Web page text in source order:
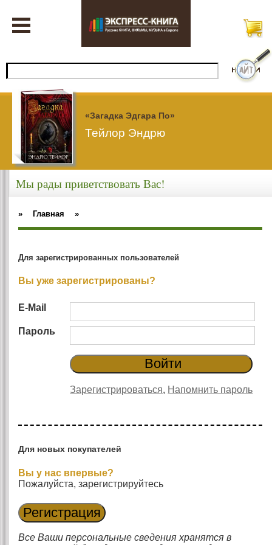
«Загадка Эдгара По»
Тейлор Эндрю
Мы рады приветствовать Вас!
» Главная »
Для зарегистрированных пользователей
Вы уже зарегистрированы?
E-Mail
Пароль
Зарегистрироваться, Напомнить пароль
Для новых покупателей
Вы у нас впервые?
Пожалуйста, зарегистрируйтесь
Все Ваши персональные сведения хранятся в